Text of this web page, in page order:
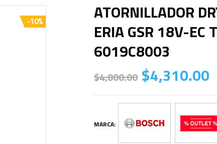
-10%
ATORNILLADOR
ERIA GSR 18V-EC
6019C8003
$4,800.00 $4,310.00
MARCA: